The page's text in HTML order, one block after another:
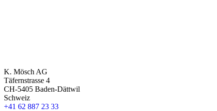
K. Mösch AG
Täfernstrasse 4
CH-5405 Baden-Dättwil
Schweiz
+41 62 887 23 33